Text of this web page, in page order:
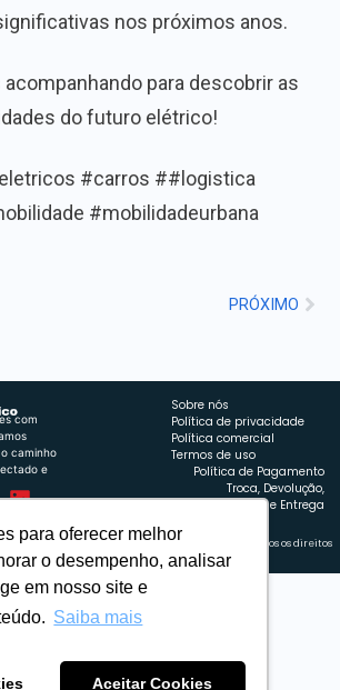
para oferecer melhor
o desempenho, analisar
em nosso site e
Saiba mais
Aceitar Cookies
nos próximos anos.
para descobrir as
do futuro elétrico!
#carros ##logistica
#mobilidadeurbana
PRÓXIMO
com
caminho
e
Sobre nós
Política de privacidade
Política comercial
Termos de uso
Política de Pagamento
Troca, Devolução,
Reembolso e Entrega
CNPJ: 49.759.389/0001-42 | © 2024 Webeletrico. Todos os direitos